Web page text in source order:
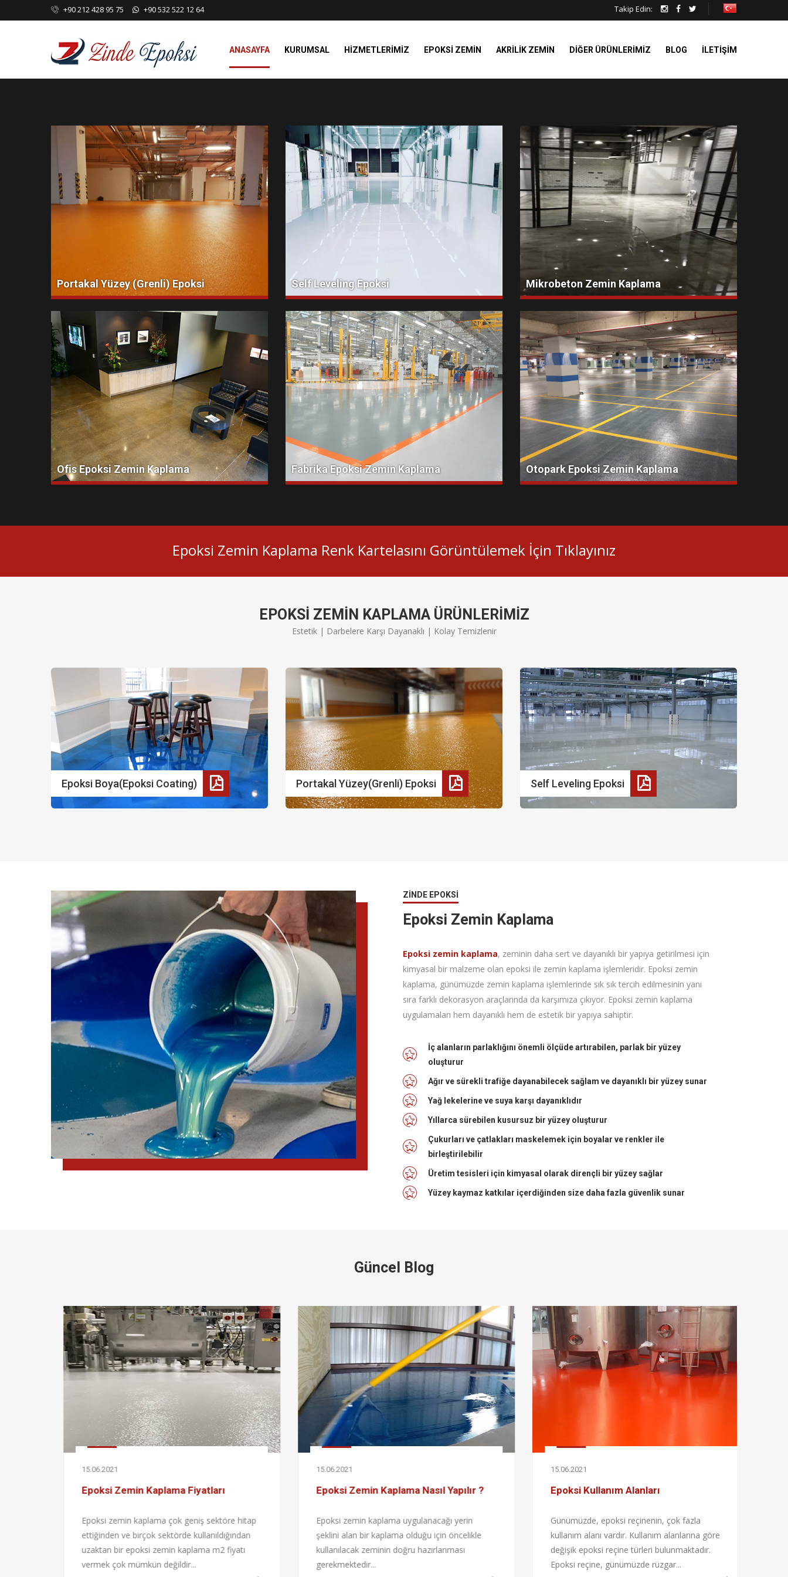
+90 212 428 95 75 +90 532 522 12 64 Takip Edin:
ANASAYFA KURUMSAL HIZMETLERIMIZ EPOKSI ZEMIN AKRILIK ZEMIN DIĞER ÜRÜNLERIMIZ BLOG İLETIŞIM
Portakal Yüzey (Grenli) Epoksi Self Leveling Epoksi Mikrobeton Zemin Kaplama
Ofis Epoksi Zemin Kaplama Fabrika Epoksi Zemin Kaplama Otopark Epoksi Zemin Kaplama
Epoksi Zemin Kaplama Renk Kartelasını Görüntülemek İçin Tıklayınız
EPOKSİ ZEMİN KAPLAMA ÜRÜNLERİMİZ
Estetik | Darbelere Karşı Dayanaklı | Kolay Temizlenir
Epoksi Boya(Epoksi Coating) Portakal Yüzey(Grenli) Epoksi Self Leveling Epoksi
ZINDE EPOKSI
Epoksi Zemin Kaplama
Epoksi zemin kaplama, zeminin daha sert ve dayanıklı bir yapıya getirilmesi için
kimyasal bir malzeme olan epoksi ile zemin kaplama işlemleridir. Epoksi zemin
kaplama, günümüzde zemin kaplama işlemlerinde sık sık tercih edilmesinin yanı
sıra farklı dekorasyon araçlarında da karşımıza çıkıyor. Epoksi zemin kaplama
uygulamaları hem dayanıklı hem de estetik bir yapıya sahiptir.
İç alanların parlaklığını önemli ölçüde artırabilen, parlak bir yüzey
oluşturur
Ağır ve sürekli trafiğe dayanabilecek sağlam ve dayanıklı bir yüzey sunar
Yağ lekelerine ve suya karşı dayanıklıdır
Yıllarca sürebilen kusursuz bir yüzey oluşturur
Çukurları ve çatlakları maskelemek için boyalar ve renkler ile
birleştirilebilir
Üretim tesisleri için kimyasal olarak dirençli bir yüzey sağlar
Yüzey kaymaz katkılar içerdiğinden size daha fazla güvenlik sunar
Güncel Blog
15.06.2021
Epoksi Zemin Kaplama Fiyatları
Epoksi zemin kaplama çok geniş sektöre hitap
ettiğinden ve birçok sektörde kullanıldığından
uzaktan bir epoksi zemin kaplama m2 fiyatı
vermek çok mümkün değildir...
15.06.2021
Epoksi Zemin Kaplama Nasıl Yapılır ?
Epoksi zemin kaplama uygulanacağı yerin
şeklini alan bir kaplama olduğu için öncelikle
kullanılacak zeminin doğru hazırlanması
gerekmektedir...
15.06.2021
Epoksi Kullanım Alanları
Günümüzde, epoksi reçinenin, çok fazla
kullanım alanı vardır. Kullanım alanlarına göre
değişik epoksi reçine türleri bulunmaktadır.
Epoksi reçine, günümüzde rüzgar...